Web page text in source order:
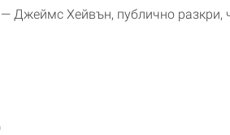
Джеймс Хейвън, публично разкри,